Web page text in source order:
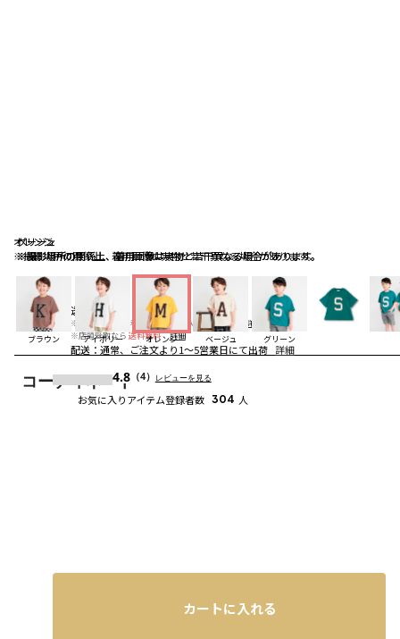
オレンジ
※撮影場所の関係上、着用画像は実物と若干異なる場合があります。
ベージュ
※撮影場所の関係上、着用画像は実物と若干異なる場合があります。
グリーン
※撮影場所の関係上、着用画像は実物と若干異なる場合があります。
ブラウン アイボリー オレンジ ベージュ グリーン
コーディネート
送料 ：660円
※合計6,600円（税込）以上の購入で 送料無料
詳細
※店頭受取なら 送料無料 詳細
配送： 通常、ご注文より1～5営業日にて出荷 詳細
4.8（4） レビューを見る
お気に入りアイテム登録者数 304 人
カートに入れる